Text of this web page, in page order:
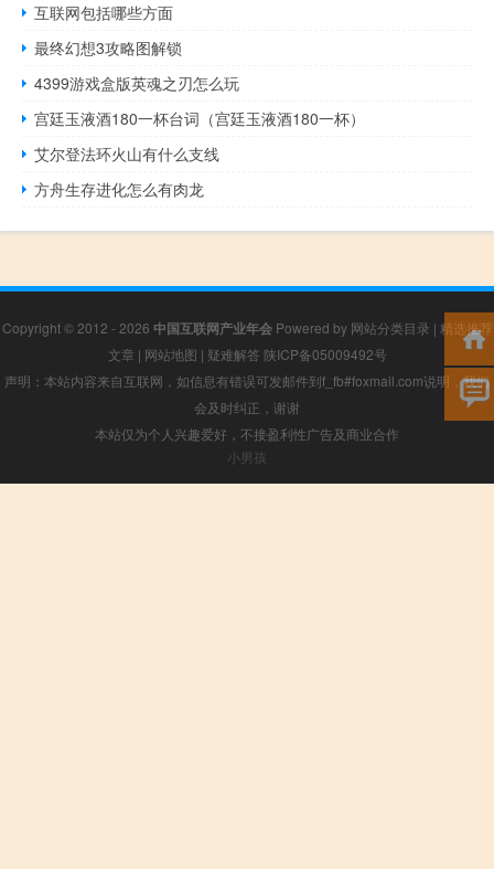
互联网包括哪些方面
最终幻想3攻略图解锁
4399游戏盒版英魂之刃怎么玩
宫廷玉液酒180一杯台词（宫廷玉液酒180一杯）
艾尔登法环火山有什么支线
方舟生存进化怎么有肉龙
Copyright © 2012 - 2026 中国互联网产业年会Powered by 网站分类目录 | 精选推荐
文章 | 网站地图 | 疑难解答 陕ICP备05009492号
声明：本站内容来自互联网，如信息有错误可发邮件到f_fb#foxmail.com说明，我们
会及时纠正，谢谢
本站仅为个人兴趣爱好，不接盈利性广告及商业合作
小男孩